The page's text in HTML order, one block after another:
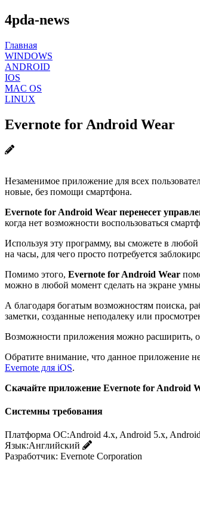
4pda-news
Главная
WINDOWS
ANDROID
IOS
MAC OS
LINUX
Evernote for Android Wear
Незаменимое приложение для всех
новые, без помощи смартфона.
Evernote for Android Wear перенесет
когда нет возможности воспользоваться
Используя эту программу, вы сможете в
на часы, для чего просто потребуется
Помимо этого, Evernote for Android Wear
можно в любой момент сделать на экране
А благодаря богатым возможностям поиска,
заметки, созданные неподалеку или
Возможности приложения можно расширить,
Обратите внимание, что данное приложение
Evernote для iOS.
Скачайте приложение Evernote for Android
Системны требования
Платформа ОС:Android 4.x, Android 5.x,
Язык:Английский
Разработчик: Evernote Corporation